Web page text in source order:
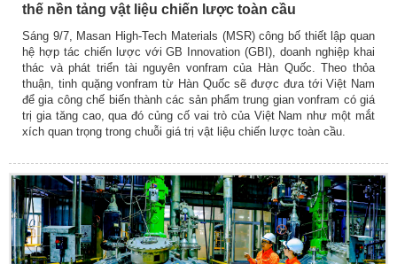
thế nền tảng vật liệu chiến lược toàn cầu
Sáng 9/7, Masan High-Tech Materials (MSR) công bố thiết lập quan
hệ hợp tác chiến lược với GB Innovation (GBI), doanh nghiệp khai
thác và phát triển tài nguyên vonfram của Hàn Quốc. Theo thỏa
thuận, tinh quặng vonfram từ Hàn Quốc sẽ được đưa tới Việt Nam
để gia công chế biến thành các sản phẩm trung gian vonfram có giá
trị gia tăng cao, qua đó củng cố vai trò của Việt Nam như một mắt
xích quan trọng trong chuỗi giá trị vật liệu chiến lược toàn cầu.